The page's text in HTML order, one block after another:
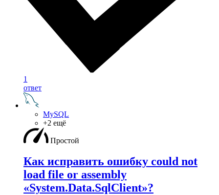
1
ответ
MySQL
+2 ещё
Простой
Как исправить ошибку could not
load file or assembly
«System.Data.SqlClient»?